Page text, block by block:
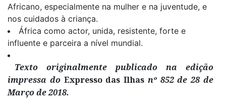
Africano, especialmente na mulher e na juventude, e
nos cuidados à criança.
África como actor, unida, resistente, forte e
influente e parceira a nível mundial.
Texto originalmente publicado na edição
impressa do Expresso das Ilhas nº 852 de 28 de
Março de 2018.